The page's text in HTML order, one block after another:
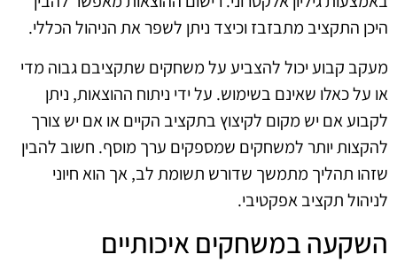
היכן התקציב מתבזבז וכיצד ניתן לשפר את הניהול הכללי.
מעקב קבוע יכול להצביע על משחקים שתקציבם גבוה מדי
או על כאלו שאינם בשימוש. על ידי ניתוח ההוצאות, ניתן
לקבוע אם יש מקום לקיצוץ בתקציב הקיים או אם יש צורך
להקצות יותר למשחקים שמספקים ערך מוסף. חשוב להבין
שזהו תהליך מתמשך שדורש תשומת לב, אך הוא חיוני
לניהול תקציב אפקטיבי.
השקעה במשחקים איכותיים